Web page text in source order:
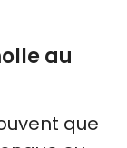
au
que